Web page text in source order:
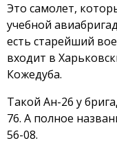
Это самолет,
учебной
есть старейший
входит в
Кожедуба.
Такой Ан-26 у
76. А полное
56-08.